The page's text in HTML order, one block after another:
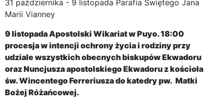
31 października - 9 listopada Parafia Świętego Jana
Marii Vianney
9 listopada Apostolski Wikariat w Puyo. 18:00
procesja w intencji ochrony życia i rodziny przy
udziale wszystkich obecnych biskupów Ekwadoru
oraz Nuncjusza apostolskiego Ekwadoru z kościoła
św. Wincentego Ferreriusza do katedry pw. Matki
Bożej Różańcowej.